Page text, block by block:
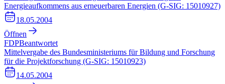
Energieaufkommens aus erneuerbaren Energien (G-SIG: 15010927)
18.05.2004
Öffnen
FDPBeantwortet
Mittelvergabe des Bundesministeriums für Bildung und Forschung
für die Projektforschung (G-SIG: 15010923)
14.05.2004